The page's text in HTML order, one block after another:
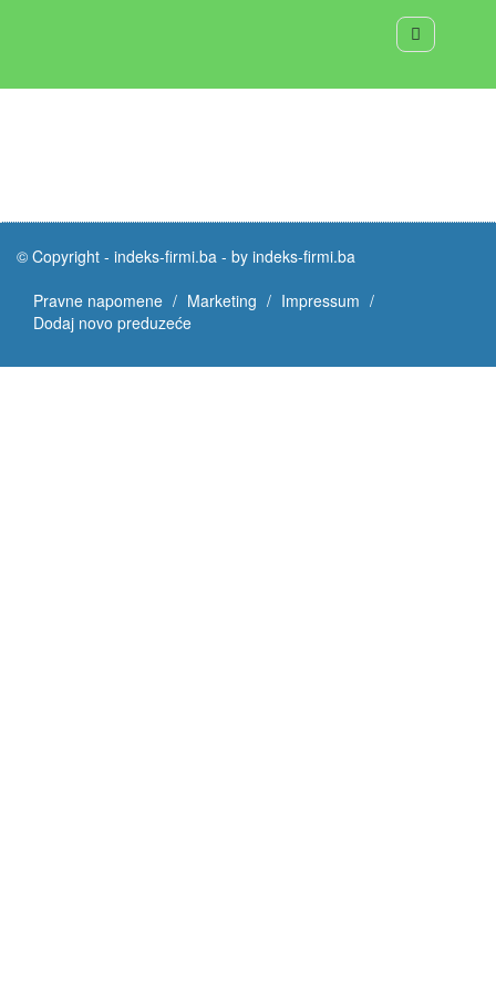
© Copyright - indeks-firmi.ba - by indeks-firmi.ba
Pravne napomene
Marketing
Impressum
Dodaj novo preduzeće